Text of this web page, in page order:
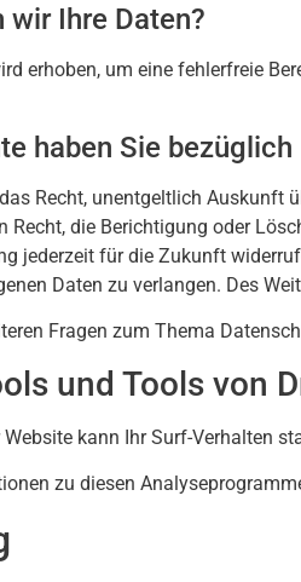
wir Ihre Daten?
erhoben, um eine fehlerfreie
haben Sie bezüglich
Recht, unentgeltlich Auskunft
Recht, die Berichtigung oder
jederzeit für die Zukunft
Daten zu verlangen. Des
Fragen zum Thema
und Tools von
Website kann Ihr Surf-Verhalten
zu diesen